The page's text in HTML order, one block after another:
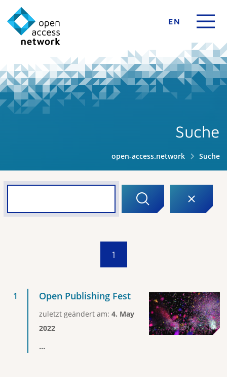
EN
Suche
open-access.network Suche
1
Open Publishing Fest
zuletzt geändert am: 4. May
2022
...